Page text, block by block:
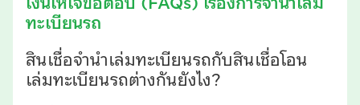
ทะเบียนรถ
สินเชื่อจำนำเล่มทะเบียนรถกับสินเชื่อโอน
เล่มทะเบียนรถต่างกันยังไง?